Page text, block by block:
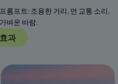
프롬프트: 조용한 거리, 먼 교통 소리,
가벼운 바람.
과